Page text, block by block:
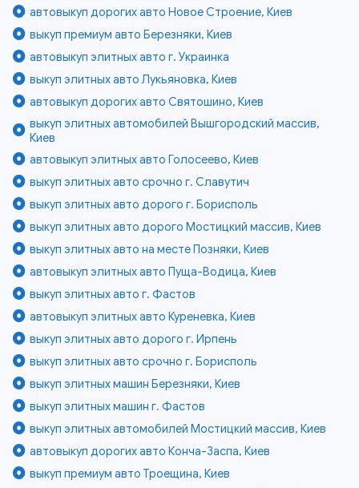
автовыкуп дорогих авто Новое Строение, Киев
выкуп премиум авто Березняки, Киев
автовыкуп элитных авто г. Украинка
выкуп элитных авто Лукьяновка, Киев
автовыкуп дорогих авто Святошино, Киев
выкуп элитных автомобилей Вышгородский массив,
Киев
автовыкуп элитных авто Голосеево, Киев
выкуп элитных авто срочно г. Славутич
выкуп элитных авто дорого г. Борисполь
выкуп элитных авто дорого Мостицкий массив, Киев
выкуп элитных авто на месте Позняки, Киев
автовыкуп элитных авто Пуща-Водица, Киев
выкуп элитных авто г. Фастов
автовыкуп элитных авто Куреневка, Киев
выкуп элитных авто дорого г. Ирпень
выкуп элитных авто срочно г. Борисполь
выкуп элитных машин Березняки, Киев
выкуп элитных машин г. Фастов
выкуп элитных автомобилей Мостицкий массив, Киев
автовыкуп дорогих авто Конча-Заспа, Киев
выкуп премиум авто Троещина, Киев